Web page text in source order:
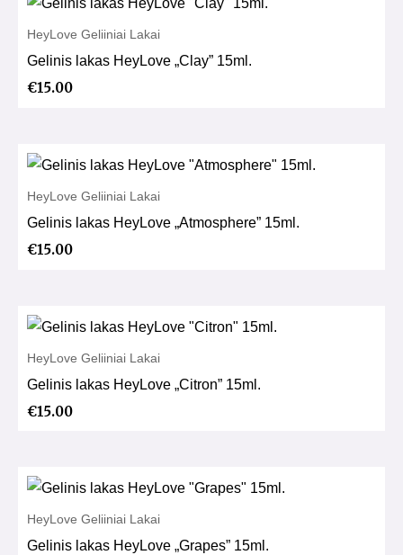
HeyLove Geliiniai Lakai
Gelinis lakas HeyLove „Clay” 15ml.
€15.00
HeyLove Geliiniai Lakai
Gelinis lakas HeyLove „Atmosphere” 15ml.
€15.00
HeyLove Geliiniai Lakai
Gelinis lakas HeyLove „Citron” 15ml.
€15.00
HeyLove Geliiniai Lakai
Gelinis lakas HeyLove „Grapes” 15ml.